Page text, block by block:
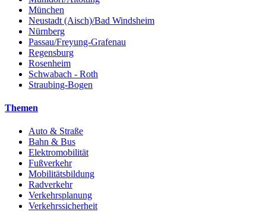
München
Neustadt (Aisch)/Bad Windsheim
Nürnberg
Passau/Freyung-Grafenau
Regensburg
Rosenheim
Schwabach - Roth
Straubing-Bogen
Themen
Auto & Straße
Bahn & Bus
Elektromobilität
Fußverkehr
Mobilitätsbildung
Radverkehr
Verkehrsplanung
Verkehrssicherheit